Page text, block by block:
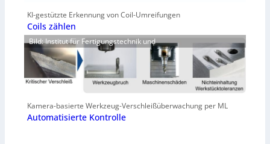
KI-gestützte Erkennung von Coil-Umreifungen
Coils zählen
Bild: Institut für Fertigungstechnik und
Kamera-basierte Werkzeug-Verschleißüberwachung per ML
Automatisierte Kontrolle